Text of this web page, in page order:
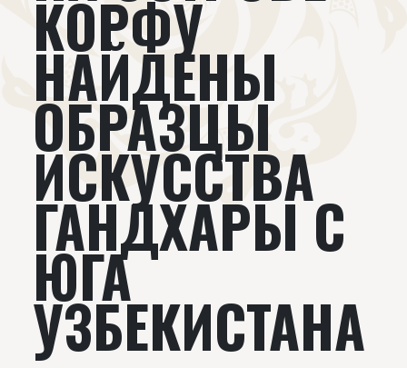
Издательство
Книги Видеолекторий
КОРФУ
НАЙДЕНЫ
ОБРАЗЦЫ
ИСКУССТВА
ГАНДХАРЫ С
ЮГА
УЗБЕКИСТАНА